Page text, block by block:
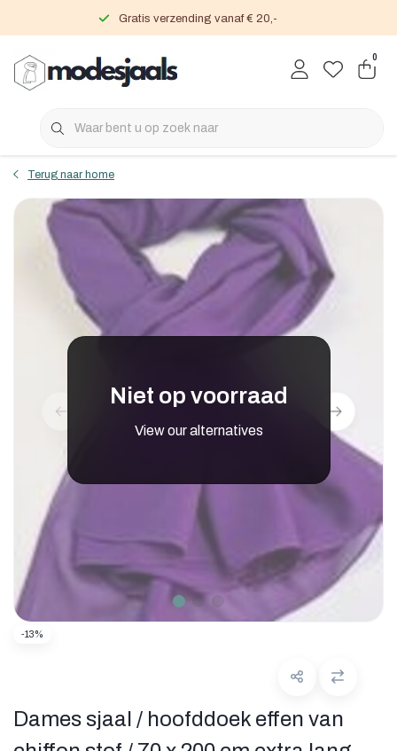
Gratis verzending vanaf € 20,-
0
Terug naar home
Niet op voorraad
View our alternatives
-13%
Dames sjaal / hoofddoek effen van